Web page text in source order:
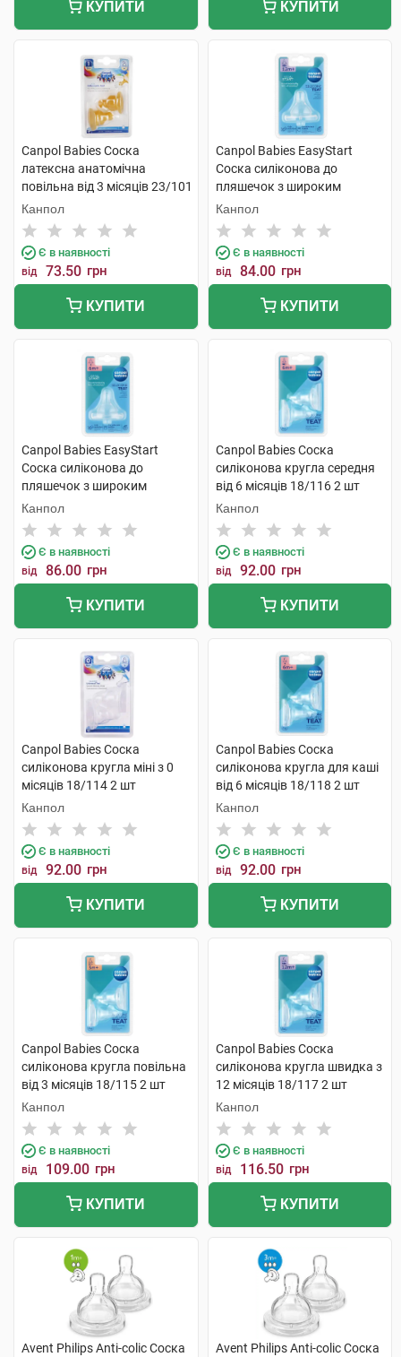
КУПИТИ КУПИТИ
Canpol Babies Соска
латексна анатомічна
повільна від 3 місяців 23/101
2 шт
Канпол
Є в наявності
від 73.50 грн
КУПИТИ
Canpol Babies EasyStart
Соска силіконова до
пляшечок з широким
отвором швидка від 12
місяців 21/722 1 шт
Канпол
Є в наявності
від 84.00 грн
КУПИТИ
Canpol Babies EasyStart
Соска силіконова до
пляшечок з широким
отвором для каші від 6
місяців 21/723 1 шт
Канпол
Є в наявності
від 86.00 грн
КУПИТИ
Canpol Babies Соска
силіконова кругла середня
від 6 місяців 18/116 2 шт
Канпол
Є в наявності
від 92.00 грн
КУПИТИ
Canpol Babies Соска
силіконова кругла міні з 0
місяців 18/114 2 шт
Канпол
Є в наявності
від 92.00 грн
КУПИТИ
Canpol Babies Соска
силіконова кругла для каші
від 6 місяців 18/118 2 шт
Канпол
Є в наявності
від 92.00 грн
КУПИТИ
Canpol Babies Соска
силіконова кругла повільна
від 3 місяців 18/115 2 шт
Канпол
Є в наявності
від 109.00 грн
КУПИТИ
Canpol Babies Соска
силіконова кругла швидка з
12 місяців 18/117 2 шт
Канпол
Є в наявності
від 116.50 грн
КУПИТИ
Avent Philips Anti-colic Соска
Avent Philips Anti-colic Соска